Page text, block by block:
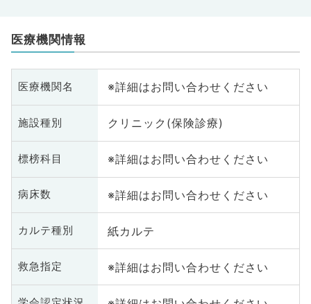
医療機関情報
医療機関名 ※詳細はお問い合わせください
施設種別 クリニック(保険診療)
標榜科目 ※詳細はお問い合わせください
病床数 ※詳細はお問い合わせください
カルテ種別 紙カルテ
救急指定 ※詳細はお問い合わせください